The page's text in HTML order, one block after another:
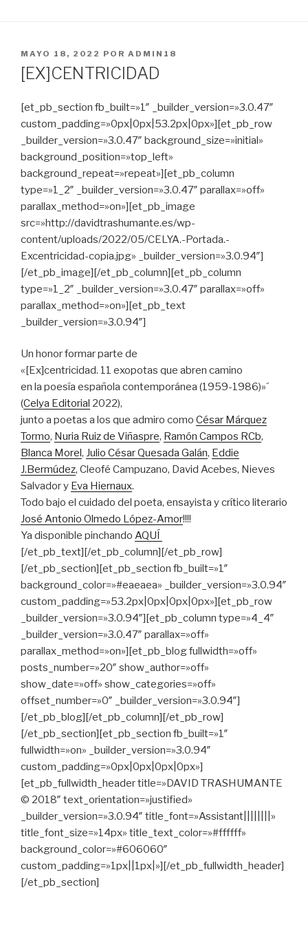
PUBLICADO
EN
MAYO 18, 2022 POR ADMIN18
[EX]CENTRICIDAD
[et_pb_section fb_built=»1″ _builder_version=»3.0.47″
custom_padding=»0px|0px|53.2px|0px»][et_pb_row
_builder_version=»3.0.47″ background_size=»initial»
background_position=»top_left»
background_repeat=»repeat»][et_pb_column
type=»1_2″ _builder_version=»3.0.47″ parallax=»off»
parallax_method=»on»][et_pb_image
src=»http://davidtrashumante.es/wp-
content/uploads/2022/05/CELYA.-Portada.-
Excentricidad-copia.jpg» _builder_version=»3.0.94″]
[/et_pb_image][/et_pb_column][et_pb_column
type=»1_2″ _builder_version=»3.0.47″ parallax=»off»
parallax_method=»on»][et_pb_text
_builder_version=»3.0.94″]
Un honor formar parte de
«[Ex]centricidad. 11 exopotas que abren camino
en la poesía española contemporánea (1959-1986)»´
(Celya Editorial 2022),
junto a poetas a los que admiro como César Márquez
Tormo, Nuria Ruiz de Viñaspre, Ramón Campos RCb,
Blanca Morel , Julio César Quesada Galán, Eddie
J.Bermúdez, Cleofé Campuzano, David Acebes, Nieves
Salvador y Eva Hiernaux.
Todo bajo el cuidado del poeta, ensayista y crítico literario
José Antonio Olmedo López-Amor!!!!
Ya disponible pinchando AQUÍ
[/et_pb_text][/et_pb_column][/et_pb_row]
[/et_pb_section][et_pb_section fb_built=»1″
background_color=»#eaeaea» _builder_version=»3.0.94″
custom_padding=»53.2px|0px|0px|0px»][et_pb_row
_builder_version=»3.0.94″][et_pb_column type=»4_4″
_builder_version=»3.0.47″ parallax=»off»
parallax_method=»on»][et_pb_blog fullwidth=»off»
posts_number=»20″ show_author=»off»
show_date=»off» show_categories=»off»
offset_number=»0″ _builder_version=»3.0.94″]
[/et_pb_blog][/et_pb_column][/et_pb_row]
[/et_pb_section][et_pb_section fb_built=»1″
fullwidth=»on» _builder_version=»3.0.94″
custom_padding=»0px|0px|0px|0px»]
[et_pb_fullwidth_header title=»DAVID TRASHUMANTE
© 2018″ text_orientation=»justified»
_builder_version=»3.0.94″ title_font=»Assistant||||||||»
title_font_size=»14px» title_text_color=»#ffffff»
background_color=»#606060″
custom_padding=»1px||1px|»][/et_pb_fullwidth_header]
[/et_pb_section]